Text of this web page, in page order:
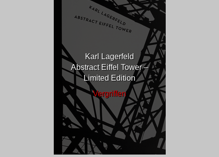
Karl Lagerfeld
Abstract Eiffel Tower –
Limited Edition
Vergriffen